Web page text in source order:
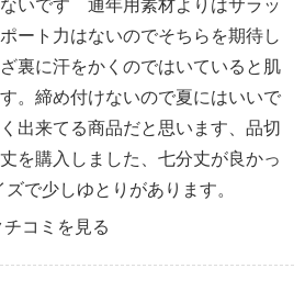
いです 通年用素材よりはサラッ
ート力はないのでそちらを期待し
裏に汗をかくのではいていると肌
。締め付けないので夏にはいいで
出来てる商品だと思います、品切
を購入しました、七分丈が良かっ
で少しゆとりがあります。
コミを見る